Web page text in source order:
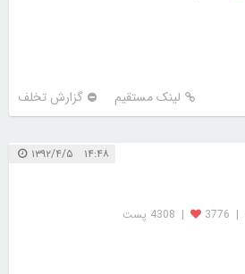
لینک مستقیم گزارش تخلف
۱۴:۴۸ ۱۳۹۲/۴/۵
|
3776
| 4308 پست